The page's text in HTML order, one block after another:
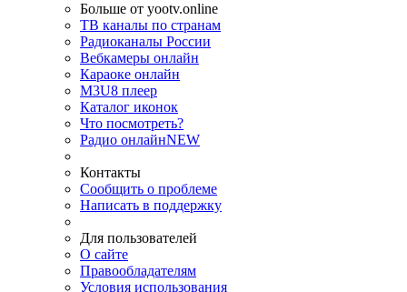
Больше от yootv.online
ТВ каналы по странам
Радиоканалы России
Вебкамеры онлайн
Караоке онлайн
M3U8 плеер
Каталог иконок
Что посмотреть?
Радио онлайнNEW
Контакты
Сообщить о проблеме
Написать в поддержку
Для пользователей
О сайте
Правообладателям
Условия использования